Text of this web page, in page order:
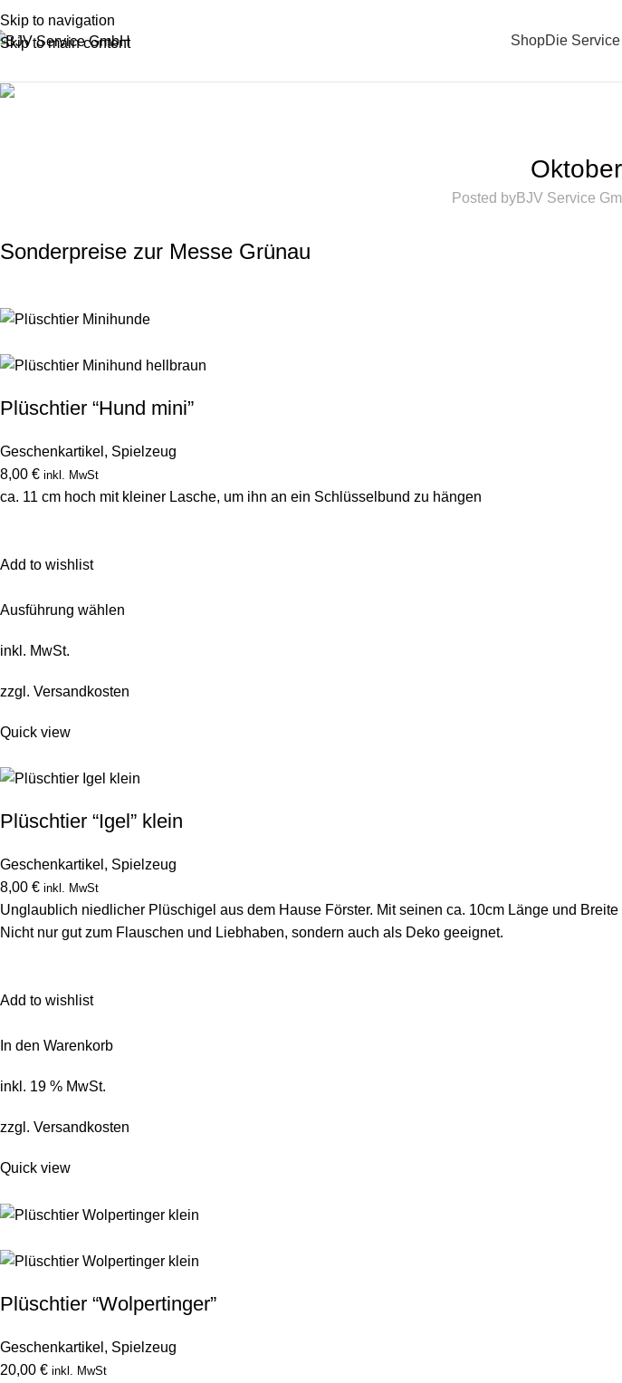
Skip to navigation
Skip to main content
ShopDie Service
Aktuelles
Posted byBJV Service
Sonderpreise zur Messe Grünau
Plüschtier “Hund mini”
Geschenkartikel , Spielzeug
8,00 € inkl. MwSt
ca. 11 cm hoch mit kleiner Lasche, um ihn an ein Schlüsselbund zu hängen
Add to wishlist
Ausführung wählen
inkl. MwSt.
zzgl. Versandkosten
Quick view
Plüschtier “Igel” klein
Geschenkartikel , Spielzeug
8,00 € inkl. MwSt
Unglaublich niedlicher Plüschigel aus dem Hause Förster. Mit seinen ca. 10cm Länge und
Nicht nur gut zum Flauschen und Liebhaben, sondern auch als Deko geeignet.
Add to wishlist
In den Warenkorb
inkl. 19 % MwSt.
zzgl. Versandkosten
Quick view
Plüschtier “Wolpertinger”
Geschenkartikel , Spielzeug
20,00 € inkl. MwSt